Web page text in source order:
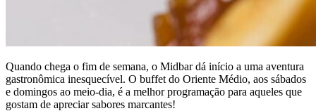
Quando chega o fim de semana, o Midbar dá início a uma aventura
gastronômica inesquecível. O buffet do Oriente Médio, aos sábados
e domingos ao meio-dia, é a melhor programação para aqueles que
gostam de apreciar sabores marcantes!